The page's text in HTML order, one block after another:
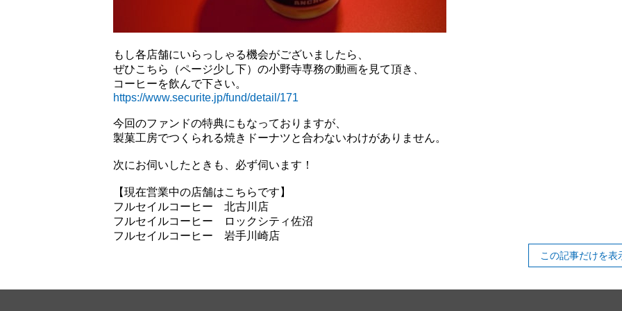
もし各店舗にいらっしゃる機会がございましたら、
ぜひこちら（ページ少し下）の小野寺専務の動画を見て頂き、
コーヒーを飲んで下さい。
https://www.securite.jp/fund/detail/171
今回のファンドの特典にもなっておりますが、
製菓工房でつくられる焼きドーナツと合わないわけがありません。
次にお伺いしたときも、必ず伺います！
【現在営業中の店舗はこちらです】
フルセイルコーヒー 北古川店
フルセイルコーヒー ロックシティ佐沼
フルセイルコーヒー 岩手川崎店
この記事だけを表